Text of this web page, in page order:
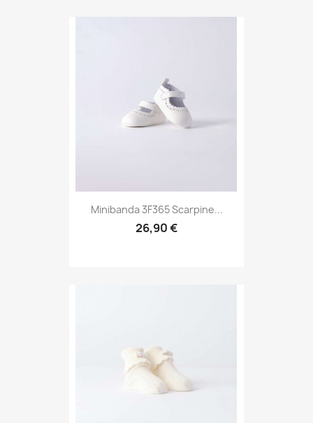
Minibanda 3F365 Scarpine...
26,90 €